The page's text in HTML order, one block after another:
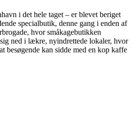
i det hele taget – er blevet beriget
specialbutik, denne gang i enden af
hvor småkagebutikken
ned i lækre, nyindrettede lokaler, hvor
besøgende kan sidde med en kop kaffe